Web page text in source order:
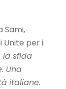
Sami,
Unite per i
la sfida
Una
italiane.